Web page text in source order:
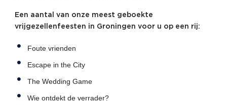
Een aantal van onze meest geboekte
vrijgezellenfeesten in Groningen voor u op een rij:
Foute vrienden
Escape in the City
The Wedding Game
Wie ontdekt de verrader?